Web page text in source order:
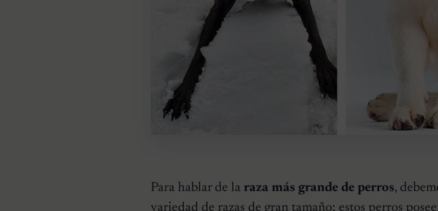
Para hablar de la raza más grande de perros,
variedad de razas de gran tamaño; estos perros